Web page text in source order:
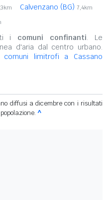
Calvenzano (BG) 7,4km
i comuni confinanti. Le
d'aria dal centro urbano.
comuni limitrofi a Cassano
diffusi a dicembre con i risultati
^